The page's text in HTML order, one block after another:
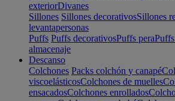
exteriorDivanes
Sillones Sillones decorativosSillones
levantapersonas
Puffs Puffs decorativosPuffs pera
almacenaje
Descanso
Colchones Packs colchón y canapé
viscoelásticosColchones de muelles
ensacadosColchones enrollados